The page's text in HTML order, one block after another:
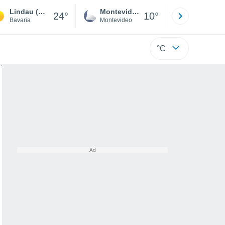
Lindau (Bodensee)
Bavaria 24° Montevideo
Montevideo 10°
°C